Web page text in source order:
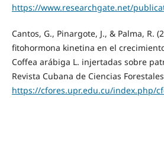
https://www.researchgate.net/
Cantos, G., Pinargote, J., & Palma, R.
fitohormona kinetina en el
Coffea arábiga L. injertadas sobre
Revista Cubana de Ciencias
https://cfores.upr.edu.cu/index.php/